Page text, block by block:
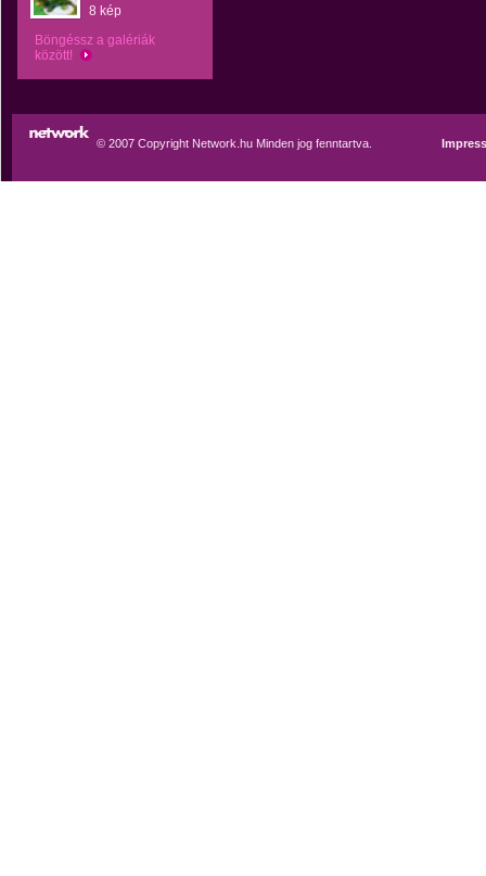
8 kép
Böngéssz a galériák
között!
© 2007 Copyright Network.hu Minden jog fenntartva.